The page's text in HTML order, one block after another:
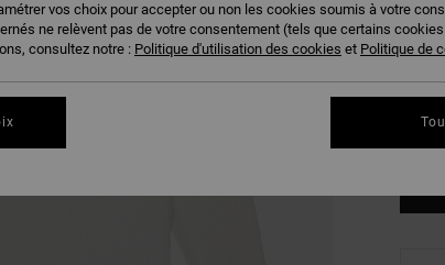
vos choix pour accepter ou non les cookies soumis à votre
ne relèvent pas de votre consentement (tels que certains
consultez notre : Politique d'utilisation des cookies et Politique de